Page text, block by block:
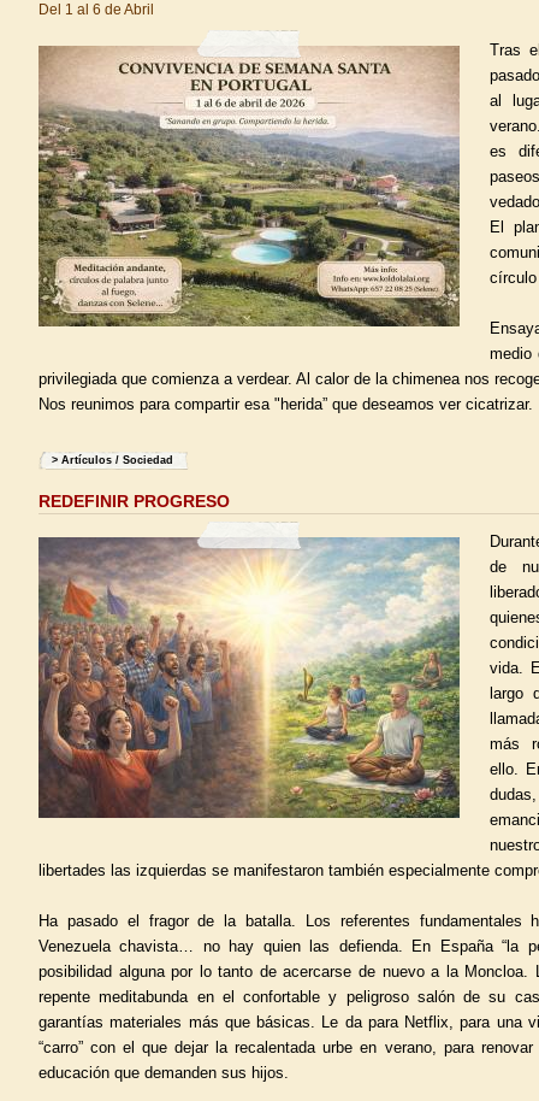
Del 1 al 6 de Abril
Tras
al
es
El
medio
privilegiada que comienza a verdear. Al calor de la chimenea nos
Nos reunimos para compartir esa "herida” que deseamos ver cicatrizar.
> Artículos / Sociedad
REDEFINIR PROGRESO
de
vida.
largo
más
ello.
libertades las izquierdas se manifestaron también especialmente
Ha pasado el fragor de la batalla. Los referentes fundamentales
Venezuela chavista… no hay quien las defienda. En España “la
posibilidad alguna por lo tanto de acercarse de nuevo a la Moncloa.
repente meditabunda en el confortable y peligroso salón de su
garantías materiales más que básicas. Le da para Netflix, para una
“carro” con el que dejar la recalentada urbe en verano, para
educación que demanden sus hijos.